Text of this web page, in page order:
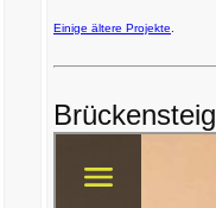
Einige ältere Projekte
Brückensteig